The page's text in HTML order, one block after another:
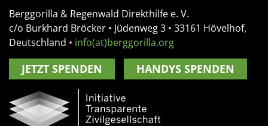
Berggorilla & Regenwald Direkthilfe e. V.
c/o Burkhard Bröcker • Jüdenweg 3 • 33161 Hövelhof,
Deutschland • info(at)berggorilla.org
JETZT SPENDEN HANDYS SPENDEN